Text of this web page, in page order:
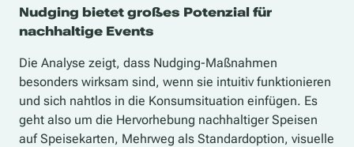
Nudging bietet großes Potenzial für
nachhaltige Events
Die Analyse zeigt, dass Nudging-Maßnahmen
besonders wirksam sind, wenn sie intuitiv funktionieren
und sich nahtlos in die Konsumsituation einfügen. Es
geht also um die Hervorhebung nachhaltiger Speisen
auf Speisekarten, Mehrweg als Standardoption, visuelle